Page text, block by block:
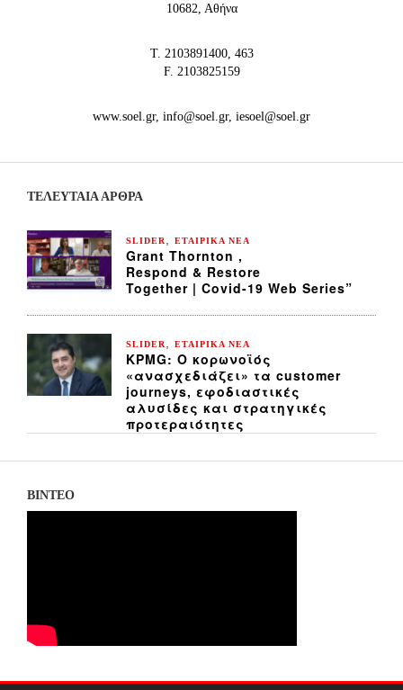
10682, Αθήνα
Τ. 2103891400, 463
F. 2103825159
www.soel.gr, info@soel.gr, iesoel@soel.gr
ΤΕΛΕΥΤΑΙΑ ΆΡΘΡΑ
SLIDER ΕΤΑΙΡΙΚΑ ΝΕΑ
Grant Thornton ,
Respond & Restore
Together | Covid-19 Web Series”
SLIDER ΕΤΑΙΡΙΚΑ ΝΕΑ
KPMG: Ο κορωνοϊός
«ανασχεδιάζει» τα customer
journeys, εφοδιαστικές
αλυσίδες και στρατηγικές
προτεραιότητες
ΒΙΝΤΕΟ